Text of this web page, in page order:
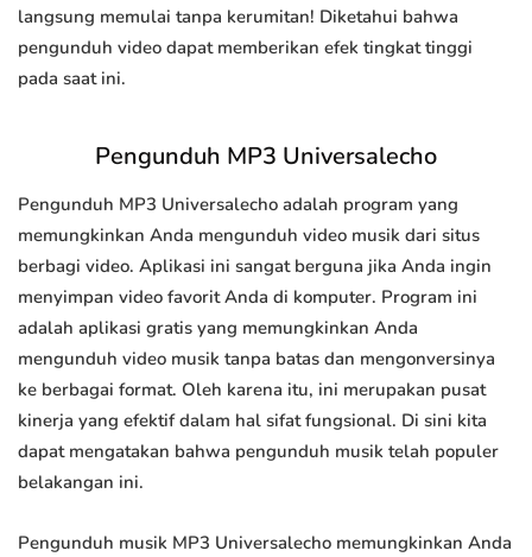
langsung memulai tanpa kerumitan! Diketahui bahwa
pengunduh video dapat memberikan efek tingkat tinggi
pada saat ini.
Pengunduh MP3 Universalecho
Pengunduh MP3 Universalecho adalah program yang
memungkinkan Anda mengunduh video musik dari situs
berbagi video. Aplikasi ini sangat berguna jika Anda ingin
menyimpan video favorit Anda di komputer. Program ini
adalah aplikasi gratis yang memungkinkan Anda
mengunduh video musik tanpa batas dan mengonversinya
ke berbagai format. Oleh karena itu, ini merupakan pusat
kinerja yang efektif dalam hal sifat fungsional. Di sini kita
dapat mengatakan bahwa pengunduh musik telah populer
belakangan ini.
Pengunduh musik MP3 Universalecho memungkinkan Anda